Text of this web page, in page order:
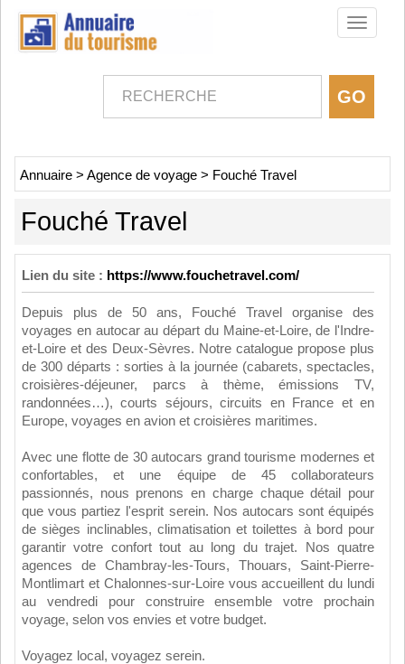
Toggle
Annuaire > Agence de voyage > Fouché Travel
Fouché Travel
Lien du site : https://www.fouchetravel.com/
Depuis plus de 50 ans, Fouché Travel organise des
voyages en autocar au départ du Maine-et-Loire, de l'Indre-
et-Loire et des Deux-Sèvres. Notre catalogue propose plus
de 300 départs : sorties à la journée (cabarets, spectacles,
croisières-déjeuner, parcs à thème, émissions TV,
randonnées…), courts séjours, circuits en France et en
Europe, voyages en avion et croisières maritimes.
Avec une flotte de 30 autocars grand tourisme modernes et
confortables, et une équipe de 45 collaborateurs
passionnés, nous prenons en charge chaque détail pour
que vous partiez l'esprit serein. Nos autocars sont équipés
de sièges inclinables, climatisation et toilettes à bord pour
garantir votre confort tout au long du trajet. Nos quatre
agences de Chambray-les-Tours, Thouars, Saint-Pierre-
Montlimart et Chalonnes-sur-Loire vous accueillent du lundi
au vendredi pour construire ensemble votre prochain
voyage, selon vos envies et votre budget.
Voyagez local, voyagez serein.